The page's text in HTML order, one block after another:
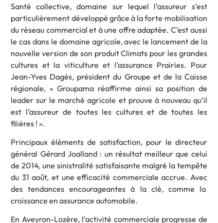
Santé collective, domaine sur lequel l’assureur s’est
particulièrement développé grâce à la forte mobilisation
du réseau commercial et à une offre adaptée. C’est aussi
le cas dans le domaine agricole, avec le lancement de la
nouvelle version de son produit Climats pour les grandes
cultures et la viticulture et l’assurance Prairies. Pour
Jean-Yves Dagès, président du Groupe et de la Caisse
régionale, « Groupama réaffirme ainsi sa position de
leader sur le marché agricole et prouve à nouveau qu’il
est l’assureur de toutes les cultures et de toutes les
filières ! ».
Principaux éléments de satisfaction, pour le directeur
général Gérard Joalland : un résultat meilleur que celui
de 2014, une sinistralité satisfaisante malgré la tempête
du 31 août, et une efficacité commerciale accrue. Avec
des tendances encourageantes à la clé, comme la
croissance en assurance automobile.
En Aveyron-Lozère, l’activité commerciale progresse de